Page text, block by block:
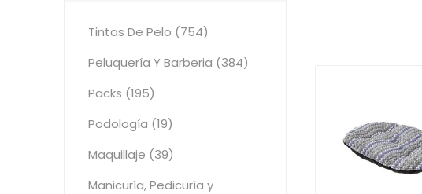
Tintas De Pelo (754)
Peluquería Y Barberia (384)
Packs (195)
Podología (19)
Maquillaje (39)
Manicuría, Pedicuría y